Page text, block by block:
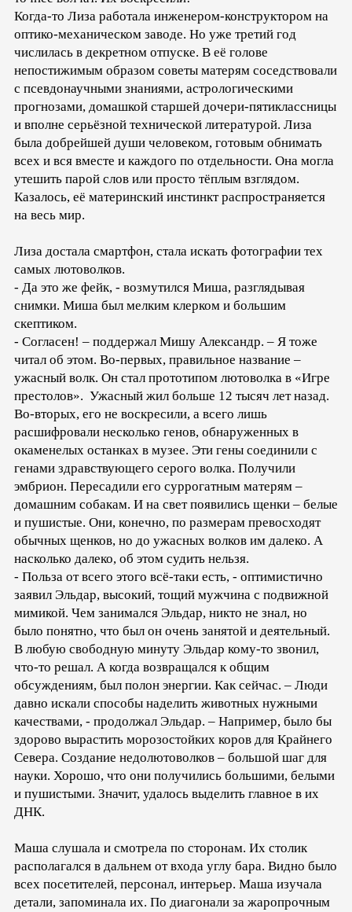
Когда-то Лиза работала инженером-конструктором на
оптико-механическом заводе. Но уже третий год
числилась в декретном отпуске. В её голове
непостижимым образом советы матерям соседствовали
с псевдонаучными знаниями, астрологическими
прогнозами, домашкой старшей дочери-пятиклассницы
и вполне серьёзной технической литературой. Лиза
была добрейшей души человеком, готовым обнимать
всех и вся вместе и каждого по отдельности. Она могла
утешить парой слов или просто тёплым взглядом.
Казалось, её материнский инстинкт распространяется
на весь мир.
Лиза достала смартфон, стала искать фотографии тех
самых лютоволков.
- Да это же фейк, - возмутился Миша, разглядывая
снимки. Миша был мелким клерком и большим
скептиком.
- Согласен! – поддержал Мишу Александр. – Я тоже
читал об этом. Во-первых, правильное название –
ужасный волк. Он стал прототипом лютоволка в «Игре
престолов». Ужасный жил больше 12 тысяч лет назад.
Во-вторых, его не воскресили, а всего лишь
расшифровали несколько генов, обнаруженных в
окаменелых останках в музее. Эти гены соединили с
генами здравствующего серого волка. Получили
эмбрион. Пересадили его суррогатным матерям –
домашним собакам. И на свет появились щенки – белые
и пушистые. Они, конечно, по размерам превосходят
обычных щенков, но до ужасных волков им далеко. А
насколько далеко, об этом судить нельзя.
- Польза от всего этого всё-таки есть, - оптимистично
заявил Эльдар, высокий, тощий мужчина с подвижной
мимикой. Чем занимался Эльдар, никто не знал, но
было понятно, что был он очень занятой и деятельный.
В любую свободную минуту Эльдар кому-то звонил,
что-то решал. А когда возвращался к общим
обсуждениям, был полон энергии. Как сейчас. – Люди
давно искали способы наделить животных нужными
качествами, - продолжал Эльдар. – Например, было бы
здорово вырастить морозостойких коров для Крайнего
Севера. Создание недолютоволков – большой шаг для
науки. Хорошо, что они получились большими, белыми
и пушистыми. Значит, удалось выделить главное в их
ДНК.
Маша слушала и смотрела по сторонам. Их столик
располагался в дальнем от входа углу бара. Видно было
всех посетителей, персонал, интерьер. Маша изучала
детали, запоминала их. По диагонали за жаропрочным